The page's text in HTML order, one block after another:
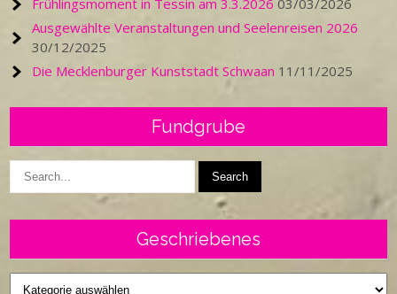
Frühlingsmoment in Tessin am 3.3.2026 03/03/2026
Ausgewählte Veranstaltungen und Seelenreisen 2026
30/12/2025
Die Mecklenburger Kunststadt Schwaan 11/11/2025
Fundgrube
Geschriebenes
Geschriebenes